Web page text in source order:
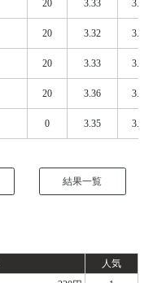
20 3.33 3.388
20 3.32 3.391
20 3.33 3.413
20 3.36 3.413
0 3.35 3.445
結果一覧
人気